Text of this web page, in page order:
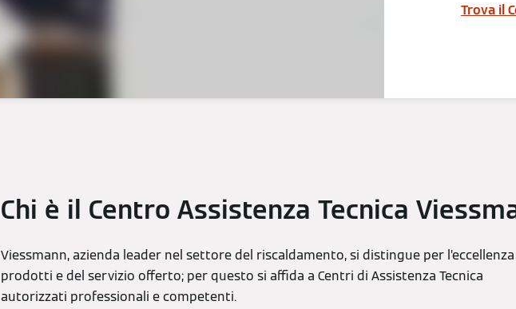
Trova il
Chi è il Centro Assistenza Tecnica
Viessmann, azienda leader nel settore del riscaldamento, si distingue per
prodotti e del servizio offerto; per questo si affida a Centri di Assistenza Tecnica
autorizzati professionali e competenti.